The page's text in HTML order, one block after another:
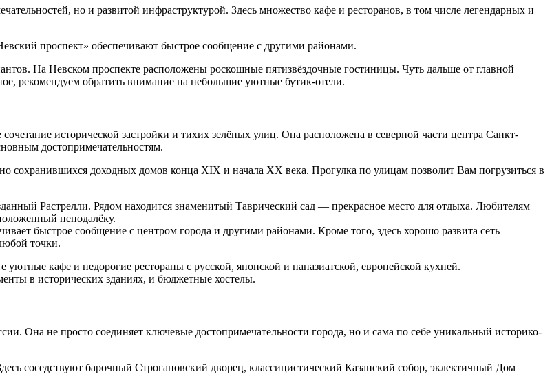
но и развитой инфраструктурой. Здесь множество кафе и ресторанов, в том числе легендарных и
проспект» обеспечивают быстрое сообщение с другими районами.
На Невском проспекте расположены роскошные пятизвёздочные гостиницы. Чуть дальше от главной
рекомендуем обратить внимание на небольшие уютные бутик-отели.
исторической застройки и тихих зелёных улиц. Она расположена в северной части центра Санкт-
достопримечательностям.
сохранившихся доходных домов конца XIX и начала XX века. Прогулка по улицам позволит Вам погрузиться в
Растрелли. Рядом находится знаменитый Таврический сад — прекрасное место для отдыха. Любителям
неподалёку.
быстрое сообщение с центром города и другими районами. Кроме того, здесь хорошо развита сеть
точки.
кафе и недорогие рестораны с русской, японской и паназиатской, европейской кухней.
в исторических зданиях, и бюджетные хостелы.
Она не просто соединяет ключевые достопримечательности города, но и сама по себе уникальный историко-
соседствуют барочный Строгановский дворец, классицистический Казанский собор, эклектичный Дом